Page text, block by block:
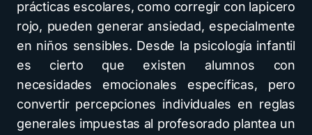
prácticas escolares, como corregir con lapicero
rojo, pueden generar ansiedad, especialmente
en niños sensibles. Desde la psicología infantil
es cierto que existen alumnos con
necesidades emocionales específicas, pero
convertir percepciones individuales en reglas
generales impuestas al profesorado plantea un